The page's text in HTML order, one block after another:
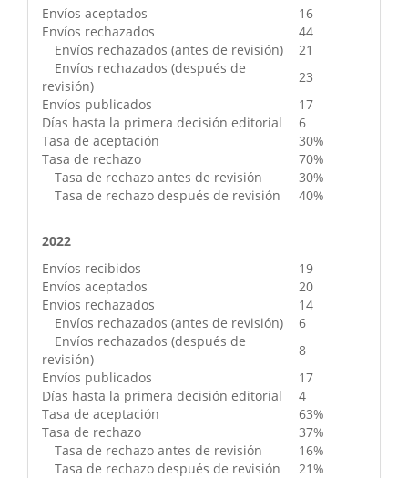
Envíos aceptados
16
Envíos rechazados
44
Envíos rechazados (antes de revisión)
21
Envíos rechazados (después de
revisión)
23
Envíos publicados
17
Días hasta la primera decisión editorial
6
Tasa de aceptación
30%
Tasa de rechazo
70%
Tasa de rechazo antes de revisión
30%
Tasa de rechazo después de revisión
40%
2022
Envíos recibidos
19
Envíos aceptados
20
Envíos rechazados
14
Envíos rechazados (antes de revisión)
6
Envíos rechazados (después de
revisión)
8
Envíos publicados
17
Días hasta la primera decisión editorial
4
Tasa de aceptación
63%
Tasa de rechazo
37%
Tasa de rechazo antes de revisión
16%
Tasa de rechazo después de revisión
21%